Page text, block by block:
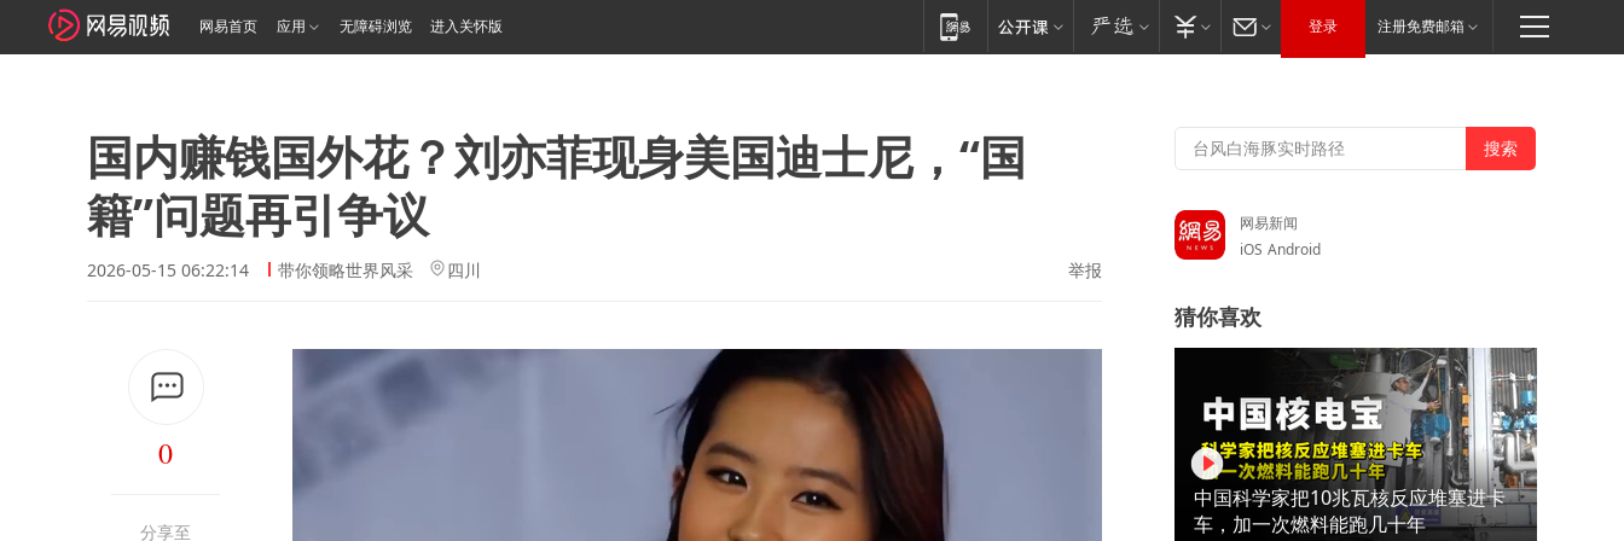
网易首页 应用 无障碍浏览 进入关怀版 登录 注册免费邮箱
国内赚钱国外花？刘亦菲现身美国迪士尼，“国
籍”问题再引争议
2026-05-15 06:22:14 带你领略世界风采 四川 举报
0
分享至
网易新闻
iOS Android
猜你喜欢
中国科学家把10兆瓦核反应堆塞进卡
车，加一次燃料能跑几十年